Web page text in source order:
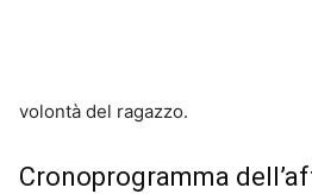
volontà del ragazzo.
Cronoprogramma